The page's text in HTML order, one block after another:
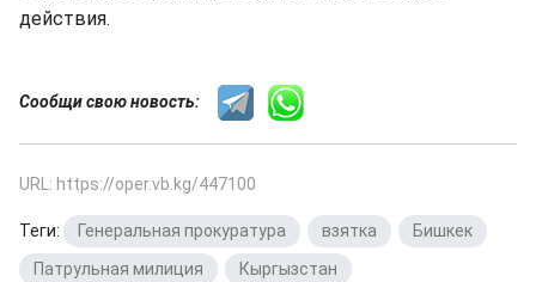
действия.
Сообщи свою новость:
URL: https://oper.vb.kg/447100
Теги: Генеральная прокуратура взятка Бишкек
Патрульная милиция
Кыргызстан